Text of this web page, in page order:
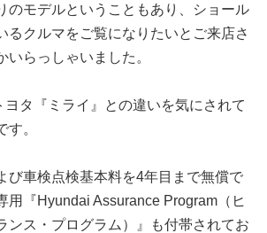
のモデルということもあり、ショール
るクルマをご覧になりたいとご来店さ
いらっしゃいました。
ヨタ『ミライ』との違いを気にされて
す。
び車検点検基本料を4年目まで無償で
用『Hyundai Assurance Program（ヒ
ンス・プログラム）』も付帯されてお